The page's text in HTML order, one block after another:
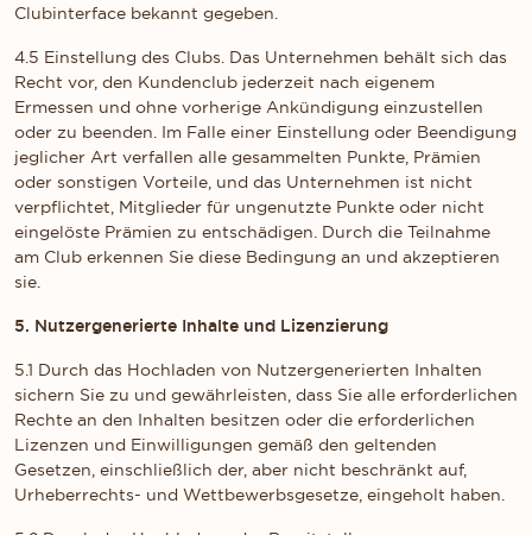
Clubinterface bekannt gegeben.
4.5 Einstellung des Clubs. Das Unternehmen behält sich das
Recht vor, den Kundenclub jederzeit nach eigenem
Ermessen und ohne vorherige Ankündigung einzustellen
oder zu beenden. Im Falle einer Einstellung oder Beendigung
jeglicher Art verfallen alle gesammelten Punkte, Prämien
oder sonstigen Vorteile, und das Unternehmen ist nicht
verpflichtet, Mitglieder für ungenutzte Punkte oder nicht
eingelöste Prämien zu entschädigen. Durch die Teilnahme
am Club erkennen Sie diese Bedingung an und akzeptieren
sie.
5. Nutzergenerierte Inhalte und Lizenzierung
5.1 Durch das Hochladen von Nutzergenerierten Inhalten
sichern Sie zu und gewährleisten, dass Sie alle erforderlichen
Rechte an den Inhalten besitzen oder die erforderlichen
Lizenzen und Einwilligungen gemäß den geltenden
Gesetzen, einschließlich der, aber nicht beschränkt auf,
Urheberrechts- und Wettbewerbsgesetze, eingeholt haben.